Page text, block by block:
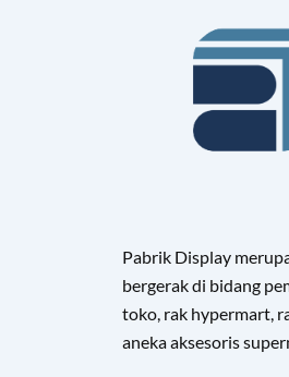
Pabrik Display
bergerak di bidang
toko, rak hypermart,
aneka aksesoris